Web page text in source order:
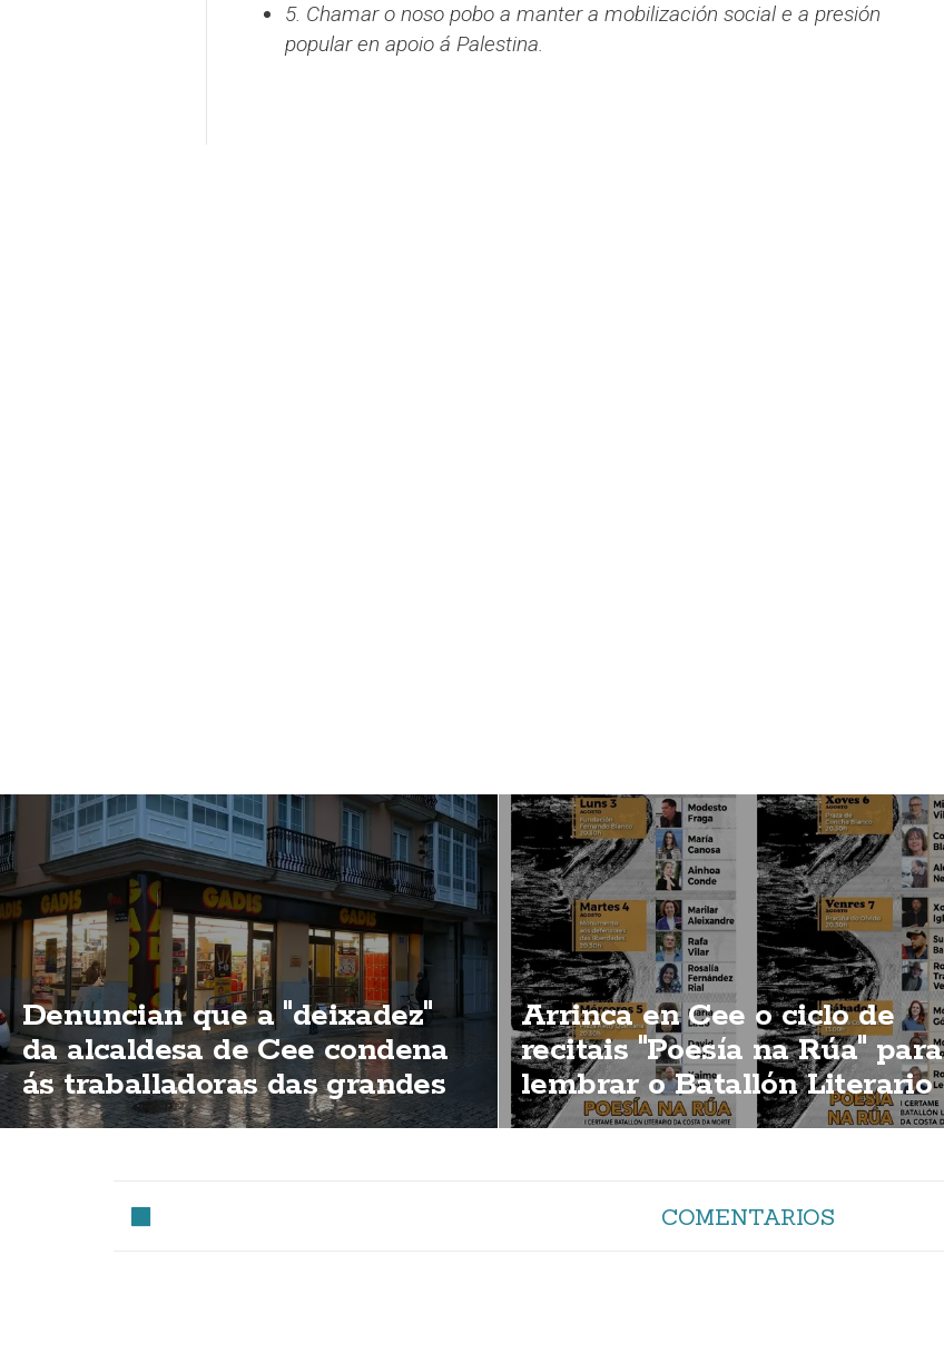
5. Chamar o noso pobo a manter a mobilización social e a presión
popular en apoio á Palestina.
Denuncian que a "deixadez"
da alcaldesa de Cee condena
ás traballadoras das grandes
superificies a traballar o 15 de
Arrinca en Cee o ciclo de
recitais "Poesía na Rúa" para
lembrar o Batallón Literario
COMENTARIOS